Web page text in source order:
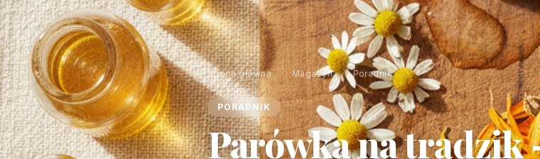
Strona główna › Magazyn › Poradnik
PORADNIK
Parówka na trądzik